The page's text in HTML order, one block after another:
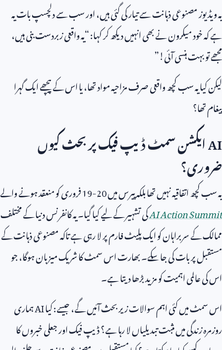
یہ ویڈیوز مصنوعی ذہانت سے تیار کی گئی ہیں، اور سب سے دلچسپ بات یہ
ہے کہ خود میکرون نے بھی انہیں دیکھ کر کہا: “یہ واقعی زبردست بنی ہیں،
مجھے تو بہت ہنسی آئی!”
لیکن کیا یہ سب کچھ واقعی صرف مزاحیہ مواد تھا، یا اس کے پیچھے ایک گہرا
پیغام تھا؟
AIایکشن سمٹ ڈیپ فیک پر بحث کیوں
ضروری؟
یہ سب کچھ اتفاقیہ نہیں تھا بلکہ پیرس میں19-20فروری کو منعقد ہونے والے
AI Action Summitکی تشہیر کے لیے کیا گیا۔ یہ کانفرنس دنیا کے مختلف
ممالک کے سربراہان کو ایک پلیٹ فارم پر لا رہی ہے تاکہ مصنوعی ذہانت کے
مستقبل پر بات کی جا سکے۔ بھارت اس سمٹ کا شریک میزبان ہوگا، جو
اس کی عالمی اہمیت کو مزید بڑھا دیتا ہے۔
اس سمٹ میں کئی اہم سوالات زیر بحث آئیں گے، جیسے: کیاAIہماری
روزمرہ زندگی میں مثبت تبدیلیاں لا رہا ہے؟ ڈیپ فیک اور جعلی خبروں کا